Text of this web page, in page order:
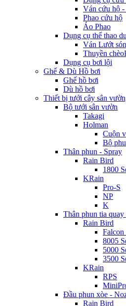
Ván cứu hộ
Phao cứu hộ
Áo Phao
Dụng cụ thể thao
Ván Lướt
Thuyền
Dụng cụ bơi lội
Ghế & Dù Hồ bơi
Ghế hồ bơi
Dù hồ bơi
Thiết bị tưới cây sân
Bộ tưới sân vườn
Takagi
Holman
Cuộn
Bộ
Thân phun - Spray
Rain Bird
1800
KRain
Pro-S
NP
K
Thân phun tia
Rain Bird
Falcon
8005
5000
3500
KRain
RPS
Đầu phun xòe -
Rain Bird